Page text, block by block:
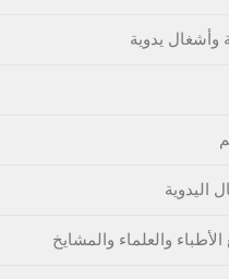
وأشغال يدوية
اليدوية
والعلماء والمشايخ